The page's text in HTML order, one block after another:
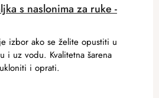
s naslonima za ruke -
izbor ako se želite opustiti u
i uz vodu. Kvalitetna šarena
i oprati.